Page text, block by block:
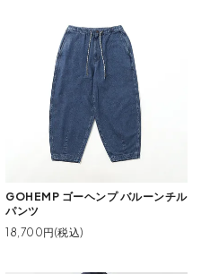
GOHEMP ゴーヘンプ バルーンチル
パンツ
18,700円(税込)